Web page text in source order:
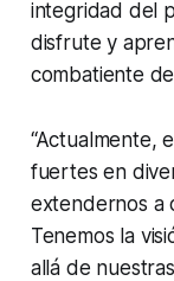
integridad del
disfrute y
combatiente
“Actualmente,
fuertes en
extendernos a
Tenemos la
allá de